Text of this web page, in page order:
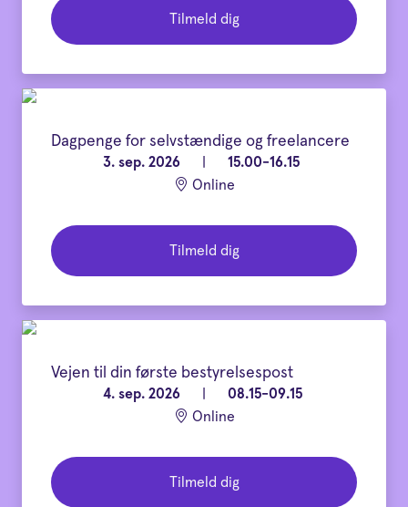
Tilmeld dig
Dagpenge for selvstændige og freelancere
3. sep. 2026
15.00-16.15
Online
Tilmeld dig
Vejen til din første bestyrelsespost
4. sep. 2026
08.15-09.15
Online
Tilmeld dig